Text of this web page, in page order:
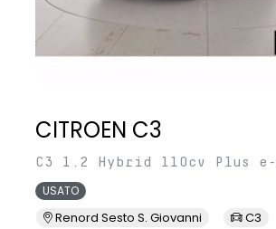
CITROEN C3
C3 1.2 Hybrid 110cv Plus e-
USATO
Renord Sesto S. Giovanni
C3